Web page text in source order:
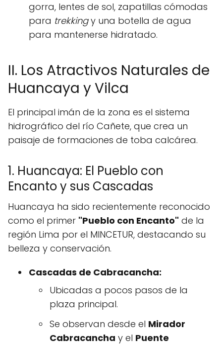
gorra, lentes de sol, zapatillas cómodas
para trekkingy una botella de agua
para mantenerse hidratado.
II. Los Atractivos Naturales de
Huancaya y Vilca
El principal imán de la zona es el sistema
hidrográfico del río Cañete, que crea un
paisaje de formaciones de toba calcárea.
1. Huancaya: El Pueblo con
Encanto y sus Cascadas
Huancaya ha sido recientemente reconocido
como el primer "Pueblo con Encanto" de la
región Lima por el MINCETUR, destacando su
belleza y conservación.
Cascadas de Cabracancha:
Ubicadas a pocos pasos de la
plaza principal.
Se observan desde el Mirador
Cabracancha y el Puente